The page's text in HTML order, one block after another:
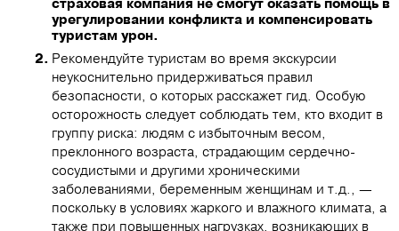
страховая компания не смогут оказать помощь в
урегулировании конфликта и компенсировать
туристам урон.
Рекомендуйте туристам во время экскурсии
неукоснительно придерживаться правил
безопасности, о которых расскажет гид. Особую
осторожность следует соблюдать тем, кто входит в
группу риска: людям с избыточным весом,
преклонного возраста, страдающим сердечно-
сосудистыми и другими хроническими
заболеваниями, беременным женщинам и т.д., ―
поскольку в условиях жаркого и влажного климата, а
также при повышенных нагрузках, возникающих в